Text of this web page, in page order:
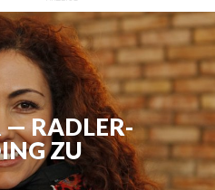
— RADLER-
ZU